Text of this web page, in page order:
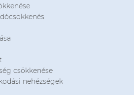
csökkenése
nehézségek